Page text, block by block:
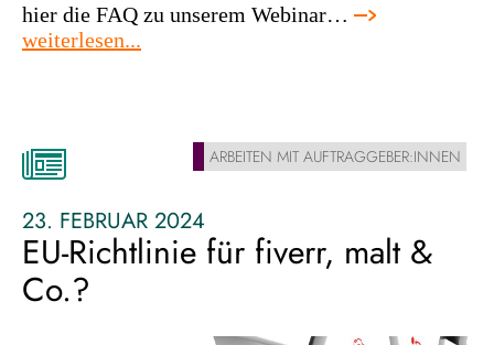
hier die FAQ zu unserem Webinar…
weiterlesen...
01.01.2025
23. FEBRUAR 2024
EU-Richtlinie für fiverr, malt &
Co.?
ARBEITEN MIT AUFTRAGGEBER:INNEN